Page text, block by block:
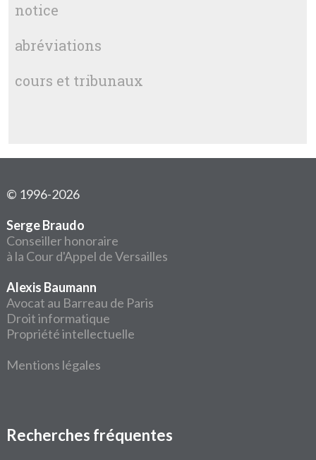
notice
abréviations
cours et tribunaux
© 1996-2026
Serge Braudo
Conseiller honoraire
à la Cour d'Appel de Versailles
Alexis Baumann
Avocat au Barreau de Paris
Droit informatique
Propriété intellectuelle
Mentions légales
Recherches fréquentes